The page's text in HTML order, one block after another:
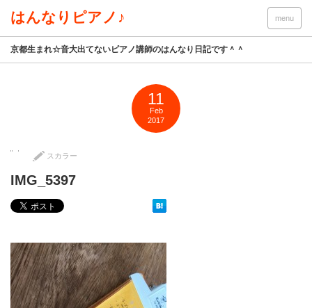
はんなりピアノ♪ menu
京都生まれ☆音大出てないピアノ講師のはんなり日記です＾＾
11
Feb
2017
スカラー
IMG_5397